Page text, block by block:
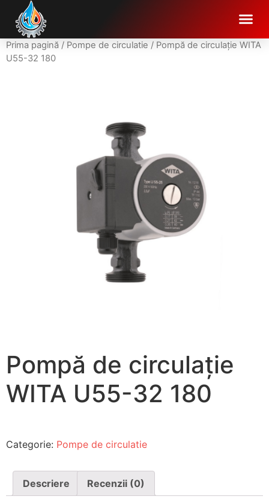
Prima pagină / Pompe de circulatie / Pompă de circulație WITA
U55-32 180
Pompă de circulație
WITA U55-32 180
Categorie: Pompe de circulatie
Descriere Recenzii (0)